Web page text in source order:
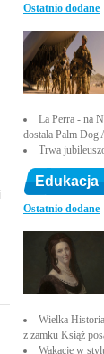
Ostatnio dodane
La Perra - na
dostała Palm Dog
Trwa
Edukacja
Ostatnio dodane
Wielka
z zamku Książ
Wakacje w